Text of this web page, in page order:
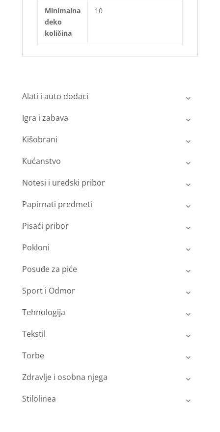
Minimalna
deko
količina
10
Alati i auto dodaci
Igra i zabava
Kišobrani
Kućanstvo
Notesi i uredski pribor
Papirnati predmeti
Pisaći pribor
Pokloni
Posuđe za piće
Sport i Odmor
Tehnologija
Tekstil
Torbe
Zdravlje i osobna njega
Stilolinea